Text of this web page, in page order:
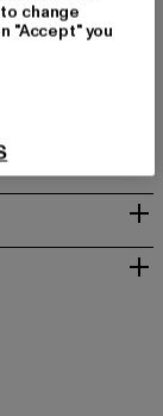
wear.com
change
"Accept" you